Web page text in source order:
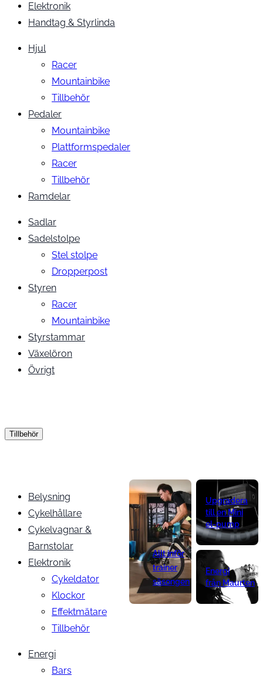
Elektronik
Handtag & Styrlinda
Hjul
Racer
Mountainbike
Tillbehör
Pedaler
Mountainbike
Plattformspedaler
Racer
Tillbehör
Ramdelar
Sadlar
Sadelstolpe
Stel stolpe
Dropperpost
Styren
Racer
Mountainbike
Styrstammar
Växelöron
Övrigt
Tillbehör
Belysning
Cykelhållare
Cykelvagnar &
Barnstolar
Elektronik
Cykeldator
Klockor
Effektmätare
Tillbehör
Energi
Bars
Allt inför
trainer
säsongen
Upgradera
till en Mini
el-pump
Energi
från Maurten